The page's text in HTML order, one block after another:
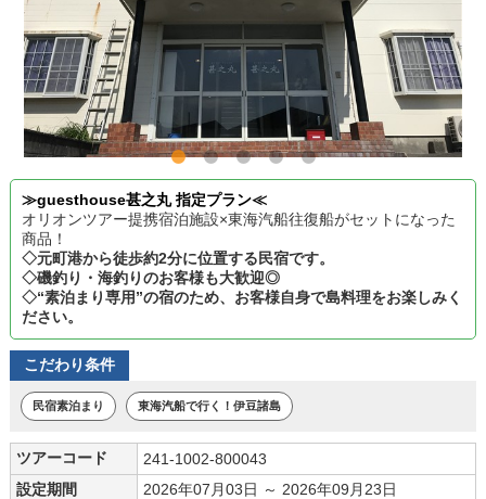
≫guesthouse甚之丸 指定プラン≪
オリオンツアー提携宿泊施設×東海汽船往復船がセットになった
商品！
◇元町港から徒歩約2分に位置する民宿です。
◇磯釣り・海釣りのお客様も大歓迎◎
◇“素泊まり専用”の宿のため、お客様自身で島料理をお楽しみく
ださい。
こだわり条件
民宿素泊まり 東海汽船で行く！伊豆諸島
ツアーコード
241-1002-800043
設定期間
2026年07月03日 ～ 2026年09月23日